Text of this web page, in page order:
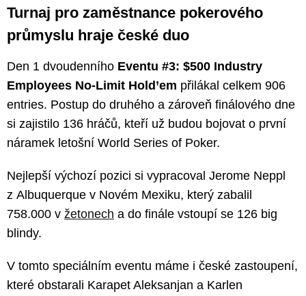
Turnaj pro zaměstnance pokerového
průmyslu hraje české duo
Den 1 dvoudenního Eventu #3: $500 Industry
Employees No-Limit Hold’em přilákal celkem 906
entries. Postup do druhého a zároveň finálového dne
si zajistilo 136 hráčů, kteří už budou bojovat o první
náramek letošní World Series of Poker.
Nejlepší výchozí pozici si vypracoval Jerome Neppl
z Albuquerque v Novém Mexiku, který zabalil
758.000 v žetonech a do finále vstoupí se 126 big
blindy.
V tomto speciálním eventu máme i české zastoupení,
které obstarali Karapet Aleksanjan a Karlen